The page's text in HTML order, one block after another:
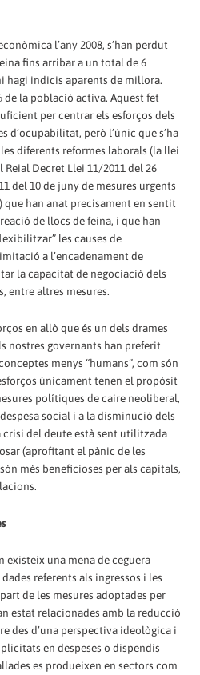
l’any 2008, s’han perdut
fins arribar a un total de 6
hagi indicis aparents de millora.
de la població activa. Aquest fet
per centrar els esforços dels
d’ocupabilitat, però l’únic que s’ha
diferents reformes laborals (la llei
Reial Decret Llei 11/2011 del 26
del 10 de juny de mesures urgents
que han anat precisament en sentit
de llocs de feina, i que han
les causes de
a l’encadenament de
la capacitat de negociació dels
entre altres mesures.
en allò que és un dels drames
nostres governants han preferit
menys “humans”, com són
únicament tenen el propòsit
polítiques de caire neoliberal,
social i a la disminució dels
del deute està sent utilitzada
(aprofitant el pànic de les
més beneficioses per als capitals,
existeix una mena de ceguera
referents als ingressos i les
de les mesures adoptades per
estat relacionades amb la reducció
des d’una perspectiva ideològica i
en despeses o dispendis
es produeixen en sectors com